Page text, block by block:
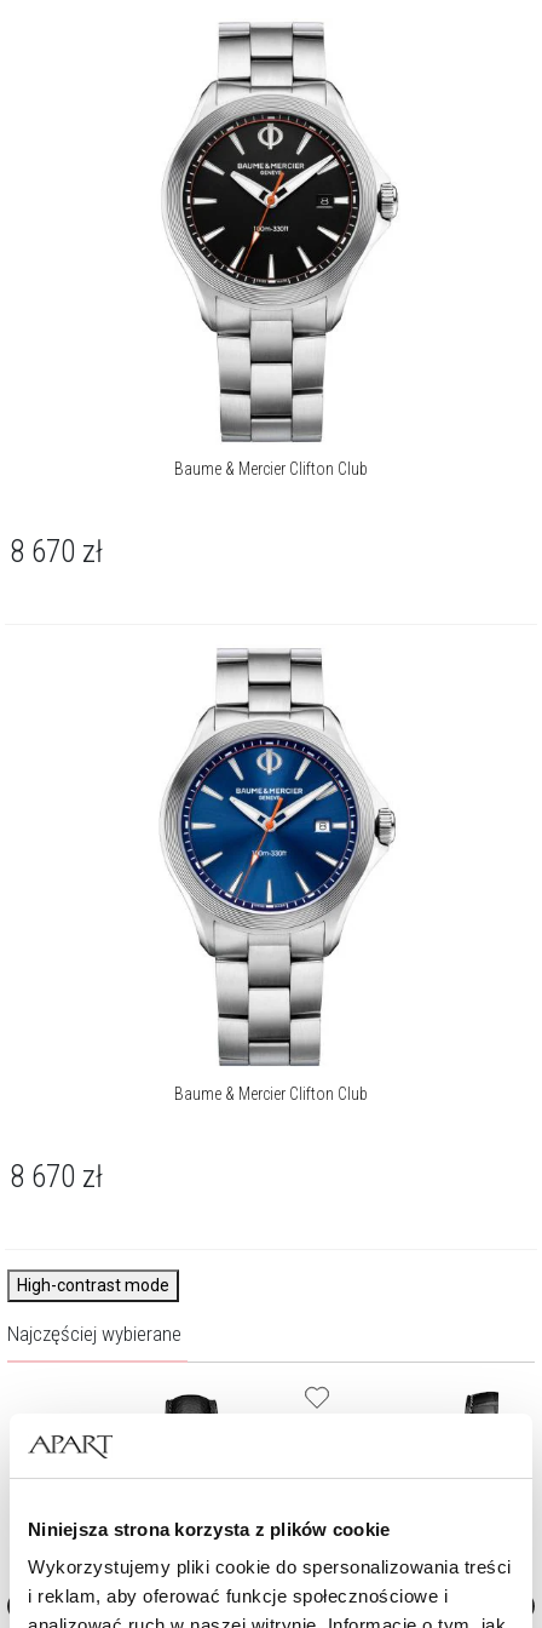
Niniejsza strona korzysta z plików cookie
Wykorzystujemy pliki cookie do spersonalizowania treści
i reklam, aby oferować funkcje społecznościowe i
Louis-Victor i Célestin Baume otworzyli rodzinny zakład. Firma
rozwijała się nadzwyczaj dynamicznie, szybko zdobywając renomę
twórcy doskonałych czasomierzy z nowatorskimi rozwiązaniami.
Baume & Mercier Clifton Club
8 670 zł
Baume & Mercier Clifton Club
8 670 zł
High-contrast mode
Najczęściej wybierane